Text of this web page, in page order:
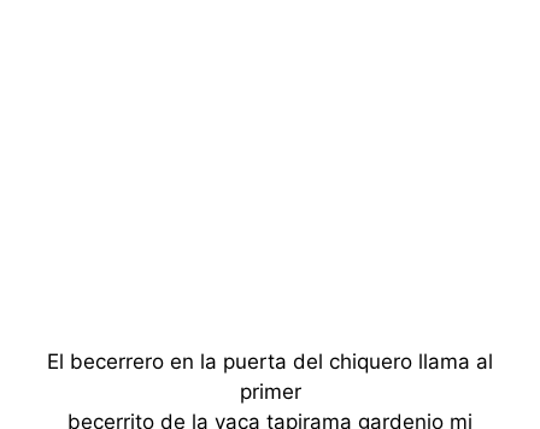
El becerrero en la puerta del chiquero llama al
primer
becerrito de la vaca tapirama gardenio mi